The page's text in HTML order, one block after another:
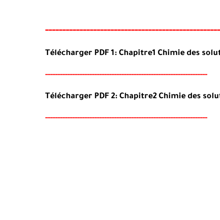
-------------------------
Télécharger PDF 1: Chapitre1 Chimie des
------------------------------------------------------------------
Télécharger PDF 2: Chapitre2 Chimie des
------------------------------------------------------------------